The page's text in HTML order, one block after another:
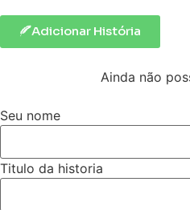
Adicionar História
Ainda não
Seu nome
Titulo da historia